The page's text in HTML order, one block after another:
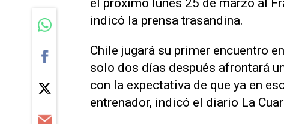
el próximo lunes 25 de marzo al
indicó la prensa trasandina.
Chile jugará su primer encuentro
solo dos días después afrontará
con la expectativa de que ya en
entrenador, indicó el diario La